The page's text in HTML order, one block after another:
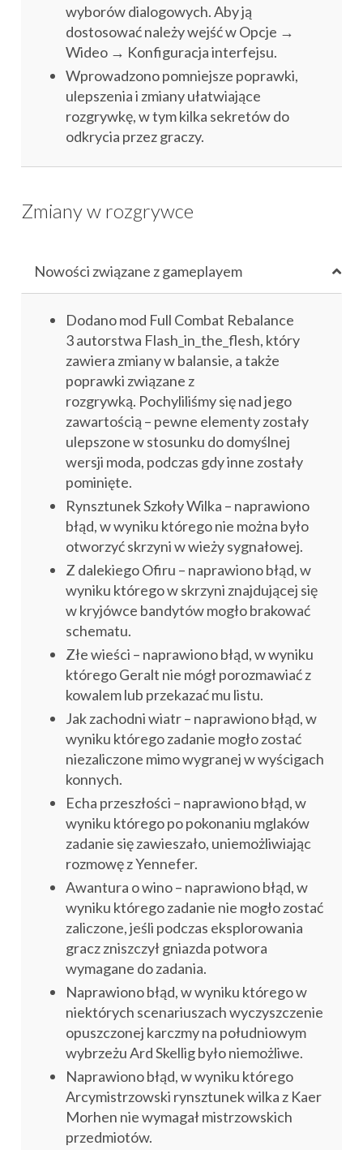
wyborów dialogowych. Aby ją
dostosować należy wejść w Opcje →
Wideo → Konfiguracja interfejsu.
Wprowadzono pomniejsze poprawki,
ulepszenia i zmiany ułatwiające
rozgrywkę, w tym kilka sekretów do
odkrycia przez graczy.
Zmiany w rozgrywce
Nowości związane z gameplayem
Dodano mod Full Combat Rebalance
3 autorstwa Flash_in_the_flesh, który
zawiera zmiany w balansie, a także
poprawki związane z
rozgrywką. Pochyliliśmy się nad jego
zawartością – pewne elementy zostały
ulepszone w stosunku do domyślnej
wersji moda, podczas gdy inne zostały
pominięte.
Rynsztunek Szkoły Wilka – naprawiono
błąd, w wyniku którego nie można było
otworzyć skrzyni w wieży sygnałowej.
Z dalekiego Ofiru – naprawiono błąd, w
wyniku którego w skrzyni znajdującej się
w kryjówce bandytów mogło brakować
schematu.
Złe wieści – naprawiono błąd, w wyniku
którego Geralt nie mógł porozmawiać z
kowalem lub przekazać mu listu.
Jak zachodni wiatr – naprawiono błąd, w
wyniku którego zadanie mogło zostać
niezaliczone mimo wygranej w wyścigach
konnych.
Echa przeszłości – naprawiono błąd, w
wyniku którego po pokonaniu mglaków
zadanie się zawieszało, uniemożliwiając
rozmowę z Yennefer.
Awantura o wino – naprawiono błąd, w
wyniku którego zadanie nie mogło zostać
zaliczone, jeśli podczas eksplorowania
gracz zniszczył gniazda potwora
wymagane do zadania.
Naprawiono błąd, w wyniku którego w
niektórych scenariuszach wyczyszczenie
opuszczonej karczmy na południowym
wybrzeżu Ard Skellig było niemożliwe.
Naprawiono błąd, w wyniku którego
Arcymistrzowski rynsztunek wilka z Kaer
Morhen nie wymagał mistrzowskich
przedmiotów.